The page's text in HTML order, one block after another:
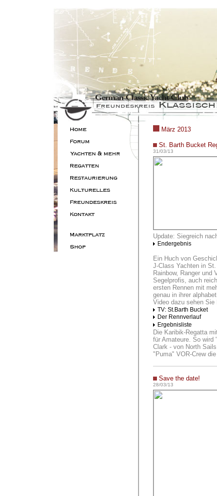
März 2013
St. Barth Bucket
31/03/13
Update: Siegreich
Endergebnis
Ein Huch von
J-Class Yachten in
Rainbow, Ranger und
Segelprofis, auch
ersten Rennen mit
genau in ihrer
Video dazu sehen Sie
TV: St.Barth Bucket
Der Rennverlauf
Ergebnisliste
Die Karibik-Regatta
für Amateure. So wird
Clark - von North
"Puma" VOR-Crew
Save the date!
28/03/13